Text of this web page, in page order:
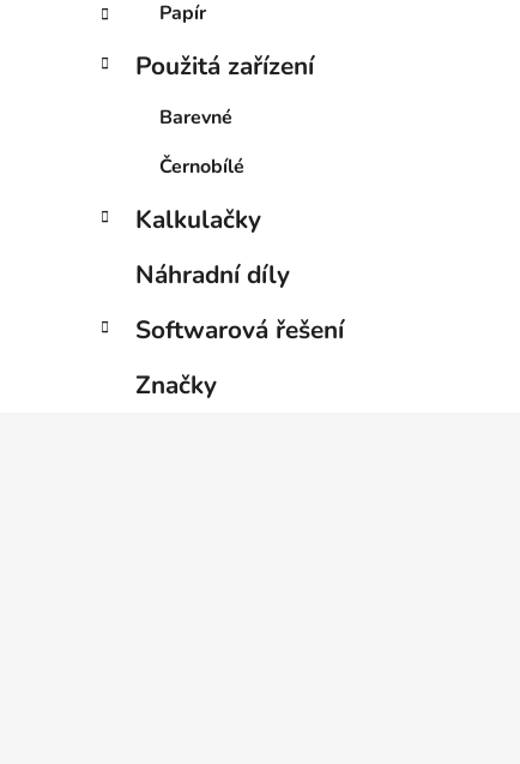
Papír
Použitá zařízení
Barevné
Černobílé
Kalkulačky
Náhradní díly
Softwarová řešení
Značky